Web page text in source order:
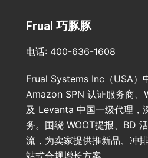
Frual 巧豚豚
电话: 400-636-1608
Frual Systems Inc（USA）
Amazon SPN 认证服务商、
及 Levanta 中国一级代理，
务。围绕 WOOT提报、BD
流，为卖家提供推新品、冲